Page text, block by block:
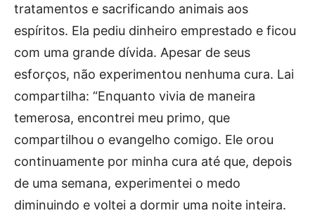
tratamentos e sacrificando animais aos
espíritos. Ela pediu dinheiro emprestado e ficou
com uma grande dívida. Apesar de seus
esforços, não experimentou nenhuma cura. Lai
compartilha: “Enquanto vivia de maneira
temerosa, encontrei meu primo, que
compartilhou o evangelho comigo. Ele orou
continuamente por minha cura até que, depois
de uma semana, experimentei o medo
diminuindo e voltei a dormir uma noite inteira.